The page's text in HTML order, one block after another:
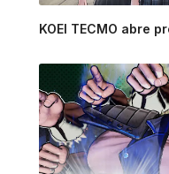
KOEI TECMO abre